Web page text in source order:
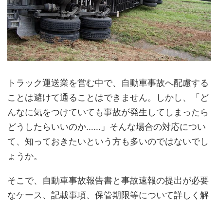
トラック運送業を営む中で、自動車事故へ配慮する
ことは避けて通ることはできません。しかし、「ど
んなに気をつけていても事故が発生してしまったら
どうしたらいいのか……」そんな場合の対応につい
て、知っておきたいという方も多いのではないでし
ょうか。
そこで、自動車事故報告書と事故速報の提出が必要
なケース、記載事項、保管期限等について詳しく解